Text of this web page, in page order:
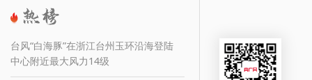
台风“白海豚”在浙江台州玉环沿海登陆
中心附近最大风力14级